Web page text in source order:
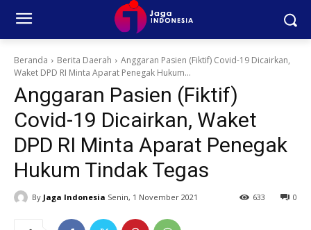
Beranda Berita Daerah
Anggaran Pasien (Fiktif) Covid-19 Dicairkan,
Waket DPD RI Minta Aparat Penegak Hukum...
Anggaran Pasien (Fiktif)
Covid-19 Dicairkan, Waket
DPD RI Minta Aparat Penegak
Hukum Tindak Tegas
By Jaga Indonesia Senin, 1 November 2021 0
633